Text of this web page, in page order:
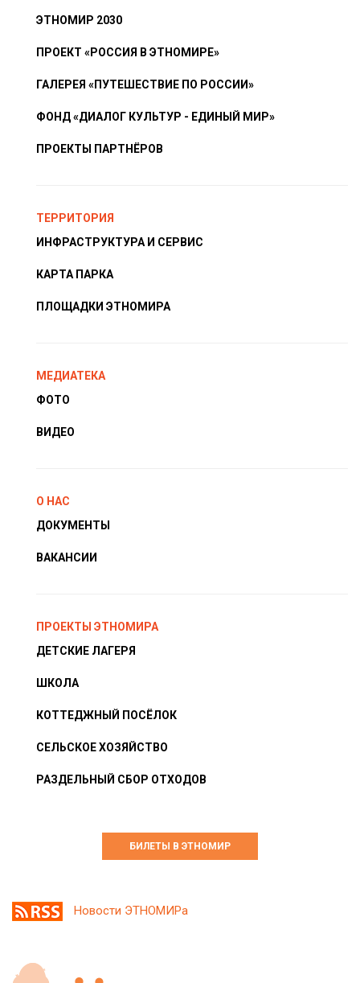
ЭТНОМИР 2030
ПРОЕКТ «РОССИЯ В ЭТНОМИРЕ»
ГАЛЕРЕЯ «ПУТЕШЕСТВИЕ ПО РОССИИ»
ФОНД «ДИАЛОГ КУЛЬТУР - ЕДИНЫЙ МИР»
ПРОЕКТЫ ПАРТНЁРОВ
ТЕРРИТОРИЯ
ИНФРАСТРУКТУРА И СЕРВИС
КАРТА ПАРКА
ПЛОЩАДКИ ЭТНОМИРА
МЕДИАТЕКА
ФОТО
ВИДЕО
О НАС
ДОКУМЕНТЫ
ВАКАНСИИ
ПРОЕКТЫ ЭТНОМИРА
ДЕТСКИЕ ЛАГЕРЯ
ШКОЛА
КОТТЕДЖНЫЙ ПОСЁЛОК
СЕЛЬСКОЕ ХОЗЯЙСТВО
РАЗДЕЛЬНЫЙ СБОР ОТХОДОВ
БИЛЕТЫ В ЭТНОМИР
Новости ЭТНОМИРа